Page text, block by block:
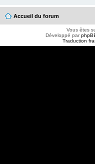
Accueil du forum
Vous êtes
Développé par
Traduction